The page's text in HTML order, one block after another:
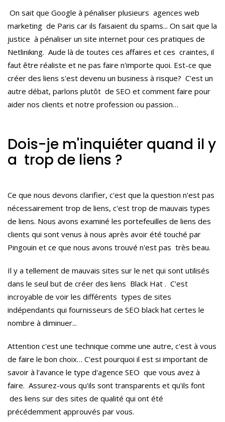
On sait que Google à pénaliser plusieurs agences web
marketing de Paris car ils faisaient du spams... On sait que la
justice à pénaliser un site internet pour ces pratiques de
Netliniking. Aude là de toutes ces affaires et ces craintes, il
faut être réaliste et ne pas faire n'importe quoi. Est-ce que
créer des liens s'est devenu un business à risque? C'est un
autre débat, parlons plutôt de SEO et comment faire pour
aider nos clients et notre profession ou passion…
Dois-je m'inquiéter quand il y
a trop de liens ?
Ce que nous devons clarifier, c'est que la question n'est pas
nécessairement trop de liens, c'est trop de mauvais types
de liens. Nous avons examiné les portefeuilles de liens des
clients qui sont venus à nous après avoir été touché par
Pingouin et ce que nous avons trouvé n'est pas très beau.
Il y a tellement de mauvais sites sur le net qui sont utilisés
dans le seul but de créer des liens Black Hat . C'est
incroyable de voir les différents types de sites
indépendants qui fournisseurs de SEO black hat certes le
nombre à diminuer...
Attention c'est une technique comme une autre, c'est à vous
de faire le bon choix… C'est pourquoi il est si important de
savoir à l'avance le type d'agence SEO que vous avez à
faire. Assurez-vous qu'ils sont transparents et qu'ils font
des liens sur des sites de qualité qui ont été
précédemment approuvés par vous.